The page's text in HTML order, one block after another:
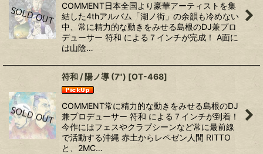
COMMENT日本全国より豪華アーティストを集
結した4thアルバム「湖ノ街」の余韻も冷めない
中、常に精力的な動きをみせる島根のDJ兼プロ
デューサー 符和 による７インチが完成！ A面に
は山陰…
符和 / 陽ノ導 (7") [OT-468]
COMMENT常に精力的な動きをみせる島根のDJ
兼プロデューサー 符和 による７インチが到着！
今作にはフェスやクラブシーンなど常に最前線
で活動する沖縄 赤土からレペゼン人間 RITTO
と、2MC…